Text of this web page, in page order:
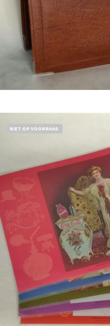
NIET OP VOORRAAD